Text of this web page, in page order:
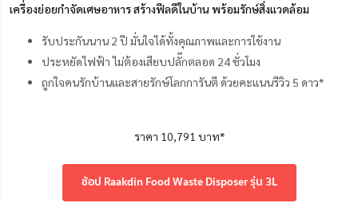
เครื่องย่อยกำจัดเศษอาหาร สร้างฟีลดีในบ้าน พร้อมรักษ์สิ่งแวดล้อม
รับประกันนาน 2 ปี มั่นใจได้ทั้งคุณภาพและการใช้งาน
ประหยัดไฟฟ้า ไม่ต้องเสียบปลั๊กตลอด 24 ชั่วโมง
ถูกใจคนรักบ้านและสายรักษ์โลกการันตี ด้วยคะแนนรีวิว 5 ดาว*
ราคา 10,791 บาท*
ช้อป Raakdin Food Waste Disposer รุ่น 3L